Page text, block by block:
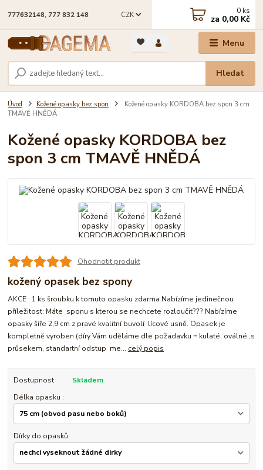
Menu
CZK
Hledat
777632148, 777 832 148 0 ks
za 0,00 Kč
Úvod Kožené opasky bez spon
Kožené opasky KORDOBA bez spon 3 cm
TMAVĚ HNĚDÁ
Kožené opasky KORDOBA bez
spon 3 cm TMAVĚ HNĚDÁ
Ohodnotit produkt
kožený opasek bez spony
AKCE : 1 ks šroubku k tomuto opasku zdarma Nabízíme jedinečnou
příležitost: Máte sponu s kterou se nechcete rozloučit??? Nabízíme
opasky šíře 2,9 cm z pravé kvalitní buvolí lícové usně. Opasek je
kompletně vyroben (díry Vám uděláme dle požadavku = kulaté, oválné ,s
průsekem, standartní odstup me... celý popis
Dostupnost
Skladem
Délka opasku :
Dírky do opasků